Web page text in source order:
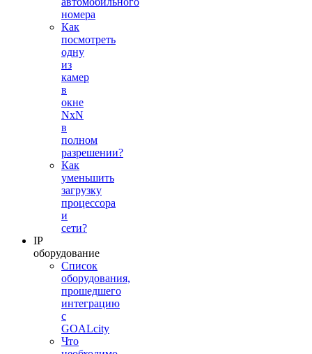
номера
Как
посмотреть
одну
из
камер
в
окне
NxN
в
полном
разрешении?
Как
уменьшить
загрузку
процессора
и
сети?
IP
оборудование
Список
оборудования,
прошедшего
интеграцию
с
GOALcity
Что